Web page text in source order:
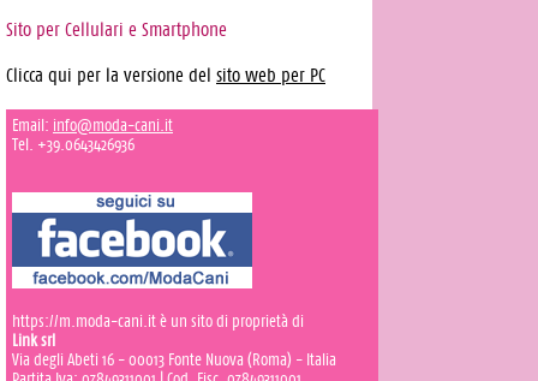
Sito per Cellulari e Smartphone
Clicca qui per la versione del sito web per PC
Email: info@moda-cani.it
Tel. +39.0643426936
https://m.moda-cani.it è un sito di proprietà di
Link srl
Via degli Abeti 16 - 00013 Fonte Nuova (Roma) - Italia